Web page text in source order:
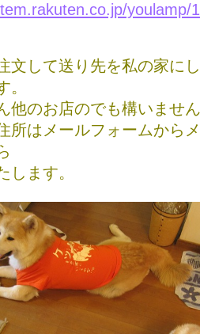
youlamp/
文して送り先を私の家に
。
他のお店のでも構いませ
所はメールフォームから
します。